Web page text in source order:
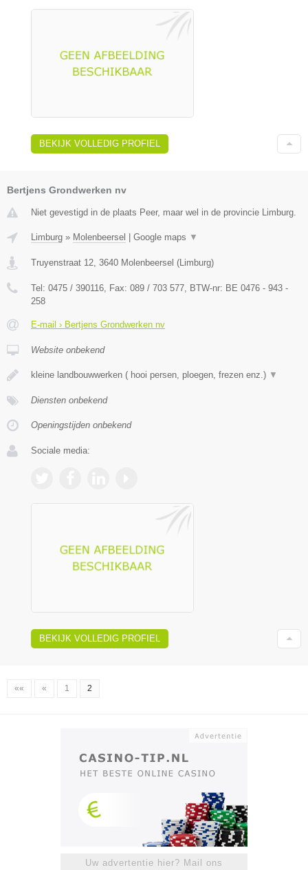
BEKIJK VOLLEDIG PROFIEL
Bertjens Grondwerken nv
Niet gevestigd in de plaats Peer, maar wel in de provincie Limburg.
Limburg » Molenbeersel Google maps ▼
Truyenstraat 12, 3640 Molenbeersel (Limburg)
Tel: 0475 / 390116, Fax: 089 / 703 577, BTW-nr: BE 0476 - 943 -
258
E-mail › Bertjens Grondwerken nv
Website onbekend
kleine landbouwwerken ( hooi persen, ploegen, frezen enz.) ▼
Diensten onbekend
Openingstijden onbekend
Sociale media:
BEKIJK VOLLEDIG PROFIEL
«« « 1 2
Uw advertentie hier? Mail ons